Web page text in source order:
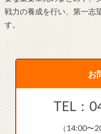
戦力の養成を行い、第一志
す。
お
TEL：
（14:00〜